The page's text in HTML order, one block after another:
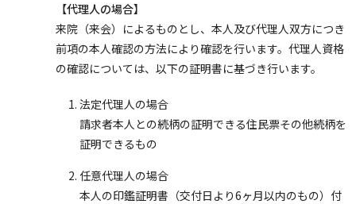
【代理人の場合】
来院（来会）によるものとし、本人及び代理人双方につき
前項の本人確認の方法により確認を行います。代理人資格
の確認については、以下の証明書に基づき行います。
法定代理人の場合
請求者本人との続柄の証明できる住民票その他続柄を
証明できるもの
任意代理人の場合
本人の印鑑証明書（交付日より6ヶ月以内のもの）付